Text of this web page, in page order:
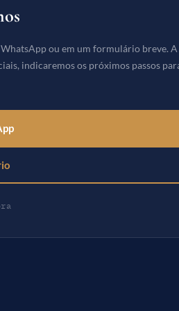
ou em um formulário breve. A
indicaremos os próximos passos